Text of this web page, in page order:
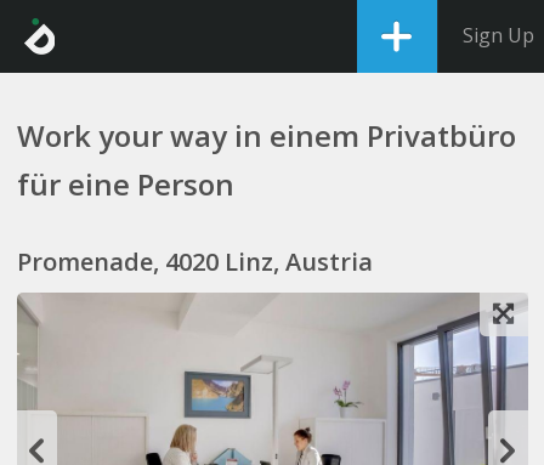
Sign Up
Work your way in einem Privatbüro
für eine Person
Promenade, 4020 Linz, Austria